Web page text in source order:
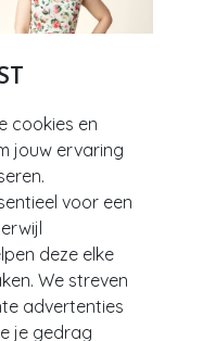
cookies en
jouw ervaring
voor een
deze elke
We streven
advertenties
je gedrag
€ 35,95